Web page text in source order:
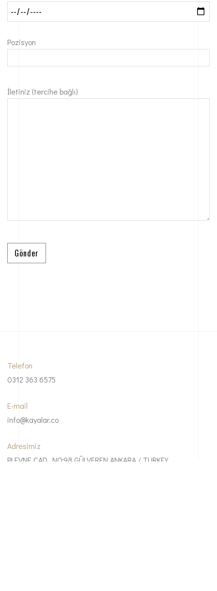
Pozisyon
İletiniz (tercihe bağlı)
Telefon
0312 363 6575
E-mail
info@kayalar.co
Adresimiz
PLEVNE CAD. NO:98 GÜLVEREN ANKARA / TURKEY